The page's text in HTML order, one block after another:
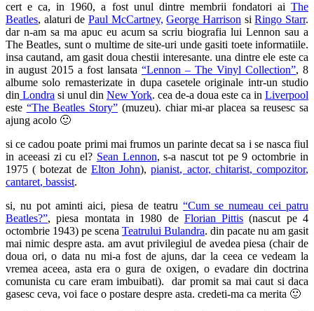
cert e ca, in 1960, a fost unul dintre membrii fondatori ai The
Beatles, alaturi de Paul McCartney, George Harrison siRingo Starr.
dar n-am sa ma apuc eu acum sa scriu biografia lui Lennon sau a
The Beatles, sunt o multime de site-uri unde gasiti toete informatiile.
insa cautand, am gasit doua chestii interesante. una dintre ele este ca
in august 2015 a fost lansata “Lennon – The Vinyl Collection”, 8
albume solo remasterizate in dupa casetele originale intr-un studio
din Londra si unul din New York. cea de-a doua este ca in Liverpool
este “The Beatles Story” (muzeu). chiar mi-ar placea sa reusesc sa
ajung acolo 🙂
si ce cadou poate primi mai frumos un parinte decat sa i se nasca fiul
in aceeasi zi cu el? Sean Lennon, s-a nascut tot pe 9 octombrie in
1975 ( botezat de Elton John),pianist, actor, chitarist, compozitor,
cantaret, bassist.
si, nu pot aminti aici, piesa de teatru “Cum se numeau cei patru
Beatles?”, piesa montata in 1980 de Florian Pittis (nascut pe 4
octombrie 1943) pe scena Teatrului Bulandra. din pacate nu am gasit
mai nimic despre asta. am avut privilegiul de avedea piesa (chair de
doua ori, o data nu mi-a fost de ajuns, dar la ceea ce vedeam la
vremea aceea, asta era o gura de oxigen, o evadare din doctrina
comunista cu care eram imbuibati). dar promit sa mai caut si daca
gasesc ceva, voi face o postare despre asta. credeti-ma ca merita 🙂